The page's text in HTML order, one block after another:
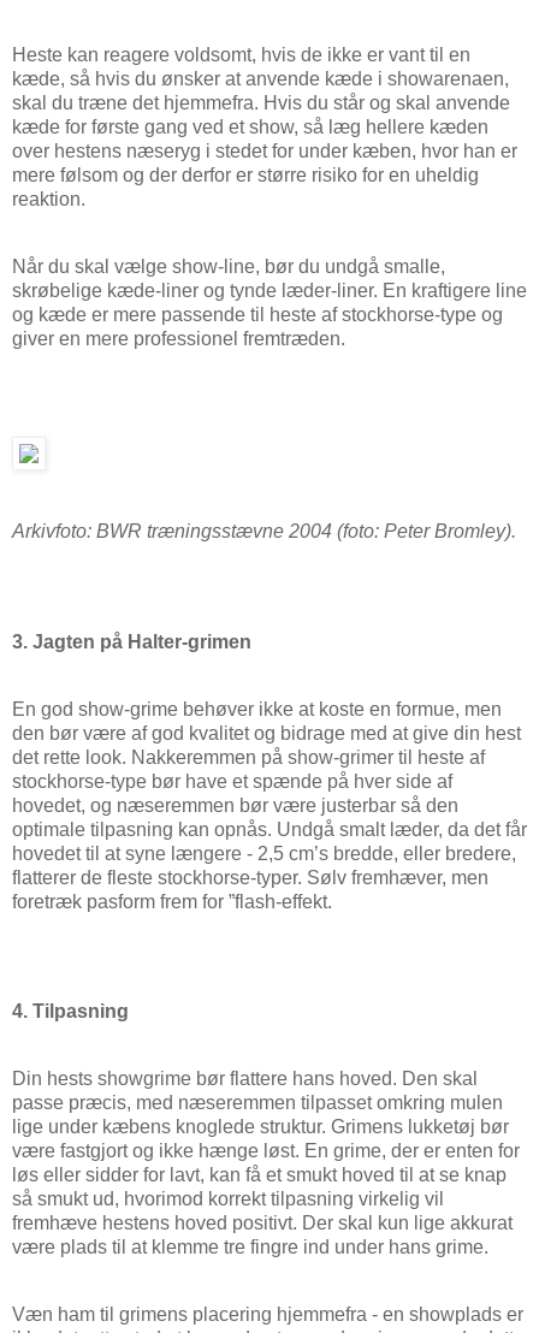
Heste kan reagere voldsomt, hvis de ikke er vant til en
kæde, så hvis du ønsker at anvende kæde i showarenaen,
skal du træne det hjemmefra. Hvis du står og skal anvende
kæde for første gang ved et show, så læg hellere kæden
over hestens næseryg i stedet for under kæben, hvor han er
mere følsom og der derfor er større risiko for en uheldig
reaktion.
Når du skal vælge show-line, bør du undgå smalle,
skrøbelige kæde-liner og tynde læder-liner. En kraftigere line
og kæde er mere passende til heste af stockhorse-type og
giver en mere professionel fremtræden.
Arkivfoto: BWR træningsstævne 2004 (foto: Peter Bromley).
3. Jagten på Halter-grimen
En god show-grime behøver ikke at koste en formue, men
den bør være af god kvalitet og bidrage med at give din hest
det rette look. Nakkeremmen på show-grimer til heste af
stockhorse-type bør have et spænde på hver side af
hovedet, og næseremmen bør være justerbar så den
optimale tilpasning kan opnås. Undgå smalt læder, da det får
hovedet til at syne længere - 2,5 cm’s bredde, eller bredere,
flatterer de fleste stockhorse-typer. Sølv fremhæver, men
foretræk pasform frem for ”flash-effekt.
4. Tilpasning
Din hests showgrime bør flattere hans hoved. Den skal
passe præcis, med næseremmen tilpasset omkring mulen
lige under kæbens knoglede struktur. Grimens lukketøj bør
være fastgjort og ikke hænge løst. En grime, der er enten for
løs eller sidder for lavt, kan få et smukt hoved til at se knap
så smukt ud, hvorimod korrekt tilpasning virkelig vil
fremhæve hestens hoved positivt. Der skal kun lige akkurat
være plads til at klemme tre fingre ind under hans grime.
Væn ham til grimens placering hjemmefra - en showplads er